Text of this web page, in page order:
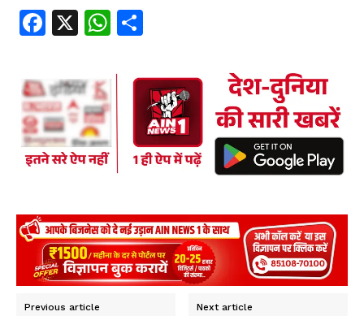
Fa
ce
b
oo
k
X W
ha
ts
A
p
p
re
Previous article Next article